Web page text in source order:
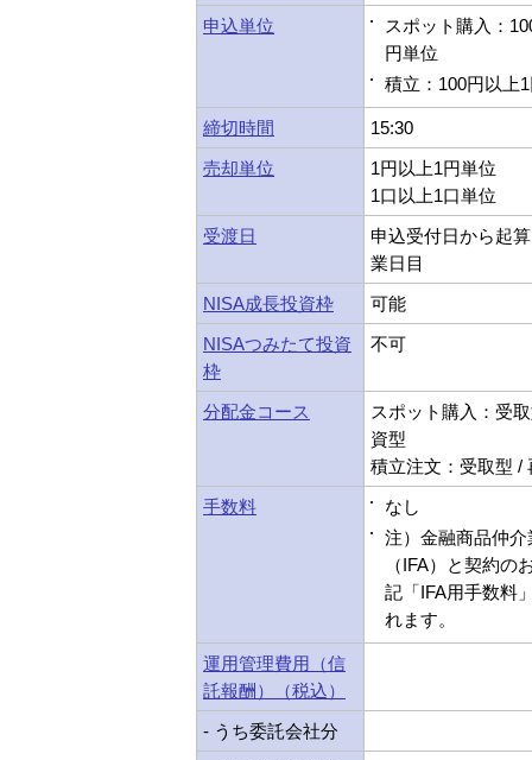
申込単位
スポット購入：
円単位
積立：100円以上
締切時間
15:30
売却単位
1円以上1円単位
1口以上1口単位
受渡日
申込受付日から起
業日目
NISA成長投資枠
可能
NISAつみたて投資
枠
不可
分配金コース
スポット購入：受
資型
積立注文：受取型 /
手数料
なし
注）金融商品仲介
（IFA）と契約の
記「IFA用手数料
れます。
運用管理費用（信
託報酬）（税込）
- うち委託会社分